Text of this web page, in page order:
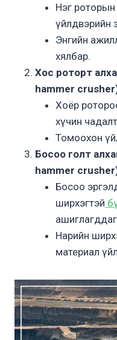
Нэг
үйлдвэрийн
Энгийн
хялбар.
Хос роторт
hammer
Хоёр
хүчин
Томоохон
Босоо голт
hammer
Босоо
ширхэгтэй
Нарийн
материал